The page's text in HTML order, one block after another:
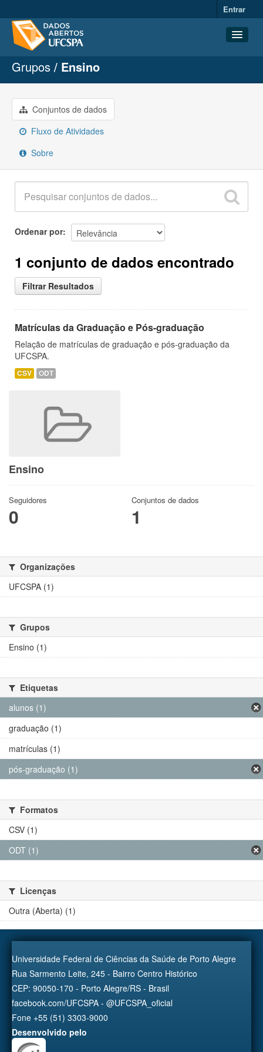
Entrar
Conjuntos de dados
Organizações
Grupos
Sobre
Grupos Ensino
Conjuntos de dados
Fluxo de Atividades
Sobre
Ordenar por
1 conjunto de dados encontrado
Filtrar Resultados
Matrículas da Graduação e Pós-graduação
Relação de matrículas de graduação e pós-graduação da
UFCSPA.
CSV ODT
Ensino
Seguidores
0
Conjuntos de dados
1
Organizações
UFCSPA (1)
Grupos
Ensino (1)
Etiquetas
alunos (1)
graduação (1)
matrículas (1)
pós-graduação (1)
Formatos
CSV (1)
ODT (1)
Licenças
Outra (Aberta) (1)
Universidade Federal de Ciências da Saúde de Porto Alegre
Rua Sarmento Leite, 245 - Bairro Centro Histórico
CEP: 90050-170 - Porto Alegre/RS - Brasil
facebook.com/UFCSPA - @UFCSPA_oficial
Fone +55 (51) 3303-9000
Desenvolvido pelo